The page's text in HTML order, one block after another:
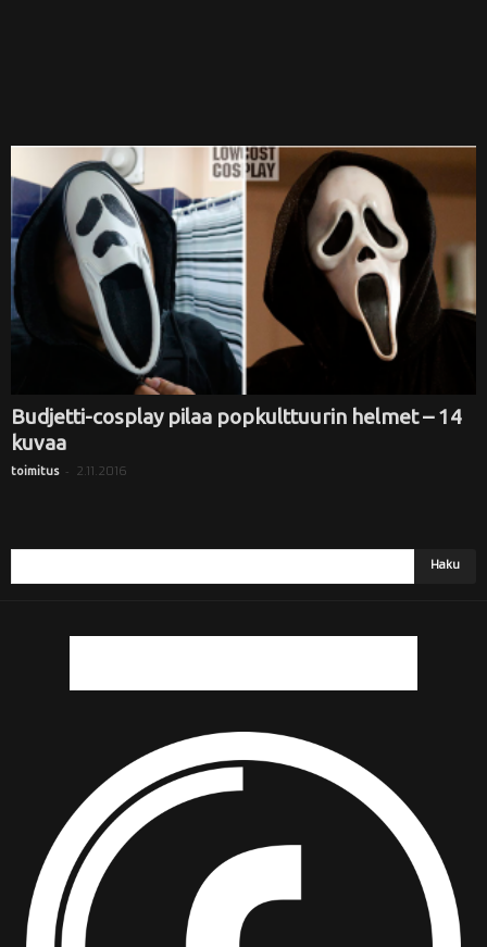
Budjetti-cosplay pilaa popkulttuurin helmet – 14
kuvaa
toimitus - 2.11.2016